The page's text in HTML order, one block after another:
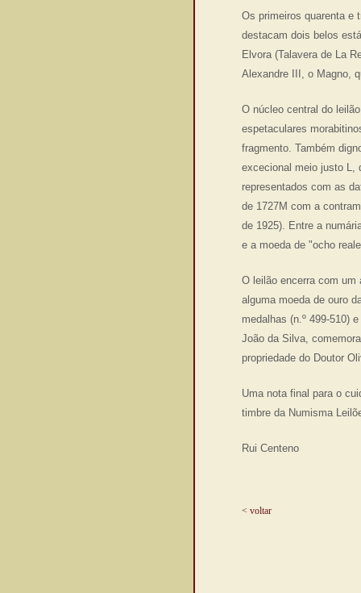
Os primeiros quarenta e
destacam dois belos
Elvora (Talavera de La
Alexandre III, o Magno,
O núcleo central do
espetaculares
fragmento. Também
excecional meio justo L,
representados com as
de 1727M com a
de 1925). Entre a
e a moeda de "ocho
O leilão encerra com um
alguma moeda de ouro
medalhas (n.º 499-510)
João da Silva,
propriedade do Doutor
Uma nota final para o
timbre da Numisma
Rui Centeno
< voltar